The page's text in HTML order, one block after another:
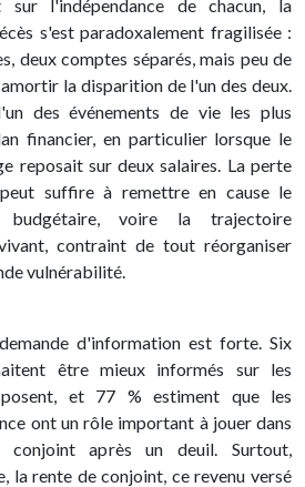
sur l'indépendance de chacun, la
s'est paradoxalement fragilisée :
deux comptes séparés, mais peu de
la disparition de l'un des deux.
des événements de vie les plus
financier, en particulier lorsque le
reposait sur deux salaires. La perte
suffire à remettre en cause le
budgétaire, voire la trajectoire
contraint de tout réorganiser
vulnérabilité.
d'information est forte. Six
être mieux informés sur les
et 77 % estiment que les
ont un rôle important à jouer dans
conjoint après un deuil. Surtout,
la rente de conjoint, ce revenu versé